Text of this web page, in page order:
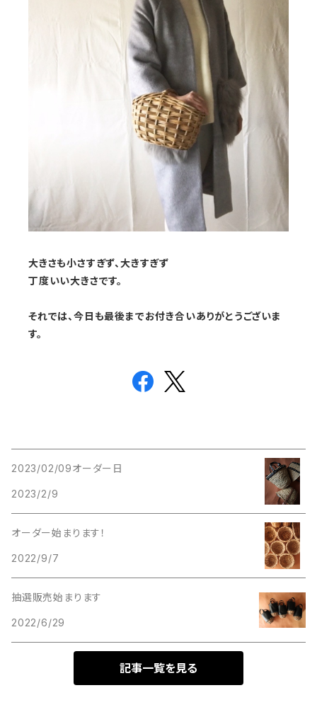
大きさも小さすぎず、大きすぎず
丁度いい大きさです。
それでは、今日も最後までお付き合いありがとうございま
す。
2023/02/09オーダー日
2023/2/9
オーダー始まります！
2022/9/7
抽選販売始まります
2022/6/29
記事一覧を見る